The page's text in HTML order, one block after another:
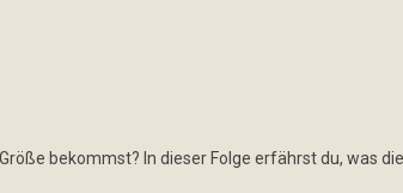
bekommst? In dieser Folge erfährst du, was